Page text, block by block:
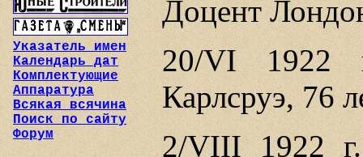
Указатель имен
Календарь дат
Комплектующие
Аппаратура
Всякая всячина
Поиск по сайту
Форум
Доцент
20/VI
Карлсруэ, 76
2/VIII 1922